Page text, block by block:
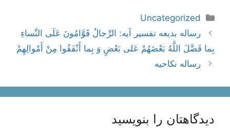
دسته‌ها
Uncategorized
ناوبری
نوشته‌ها
رساله بدیعه تفسیر آیه: الرِّجالُ قَوَّامُونَ عَلَى النِّساءِ
بِما فَضَّلَ اللَّهُ بَعْضَهُمْ عَلى‌ بَعْضٍ وَ بِما أَنْفَقُوا مِنْ أَمْوالِهِمْ‌
رساله نکاحیه
دیدگاهتان را بنویسید